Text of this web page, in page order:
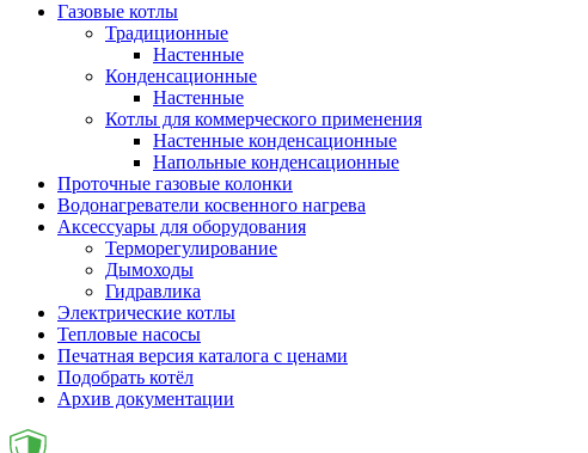
Газовые котлы
Традиционные
Настенные
Конденсационные
Настенные
Котлы для коммерческого применения
Настенные конденсационные
Напольные конденсационные
Проточные газовые колонки
Водонагреватели косвенного нагрева
Аксессуары для оборудования
Терморегулирование
Дымоходы
Гидравлика
Электрические котлы
Тепловые насосы
Печатная версия каталога с ценами
Подобрать котёл
Архив документации